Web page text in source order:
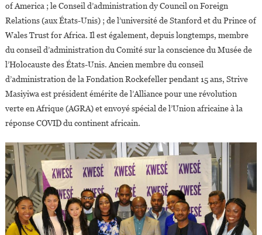
of America ; le Conseil d’administration dy Council on Foreign
Relations (aux États-Unis) ; de l’université de Stanford et du Prince of
Wales Trust for Africa. Il est également, depuis longtemps, membre
du conseil d’administration du Comité sur la conscience du Musée de
l’Holocauste des États-Unis. Ancien membre du conseil
d’administration de la Fondation Rockefeller pendant 15 ans, Strive
Masiyiwa est président émérite de l’Alliance pour une révolution
verte en Afrique (AGRA) et envoyé spécial de l’Union africaine à la
réponse COVID du continent africain.